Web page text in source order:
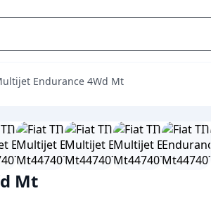
Endurance 4Wd Mt
Mt